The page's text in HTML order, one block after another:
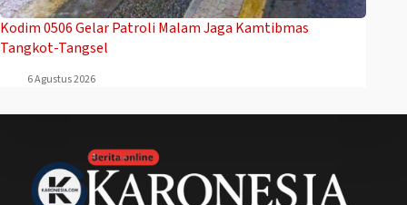
Kodim 0506 Gelar Patroli Malam Jaga Kamtibmas
Tangkot-Tangsel
6 Agustus 2026